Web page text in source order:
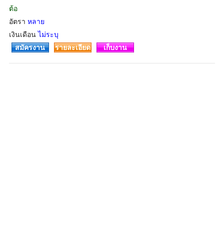
ต้อ
อัตรา หลาย
เงินเดือนไม่ระบุ
สมัครงาน รายละเอียด เก็บงาน